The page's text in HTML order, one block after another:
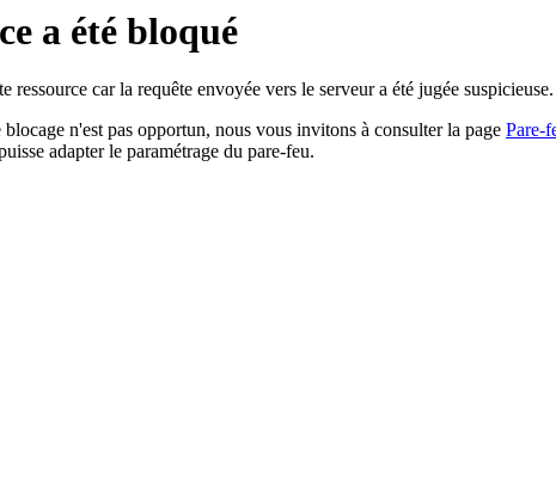
a été bloqué
car la requête envoyée vers le serveur a été jugée suspicieuse.
n'est pas opportun, nous vous invitons à consulter la page Pare-
adapter le paramétrage du pare-feu.